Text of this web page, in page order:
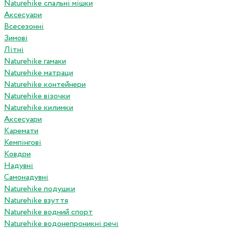
Naturehike спальні мішки
Аксесуари
Всесезонні
Зимові
Літні
Naturehike гамаки
Naturehike матраци
Naturehike контейнери
Naturehike візочки
Naturehike килимки
Аксесуари
Каремати
Кемпінгові
Ковдри
Надувні
Самонадувні
Naturehike подушки
Naturehike взуття
Naturehike водний спорт
Naturehike водонепроникні речі